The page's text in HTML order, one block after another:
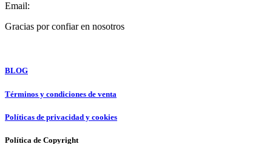
Email:
Gracias por confiar en nosotros
BLOG
Términos y condiciones de venta
Políticas de privacidad y cookies
Política de Copyright